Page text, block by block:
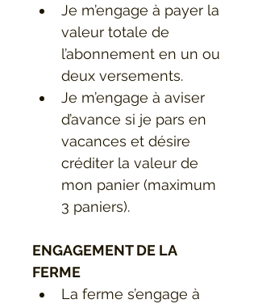
Je m’engage à payer la
valeur totale de
l’abonnement en un ou
deux versements.
Je m’engage à aviser
d’avance si je pars en
vacances et désire
créditer la valeur de
mon panier (maximum
3 paniers).
ENGAGEMENT DE LA
FERME
La ferme s’engage à